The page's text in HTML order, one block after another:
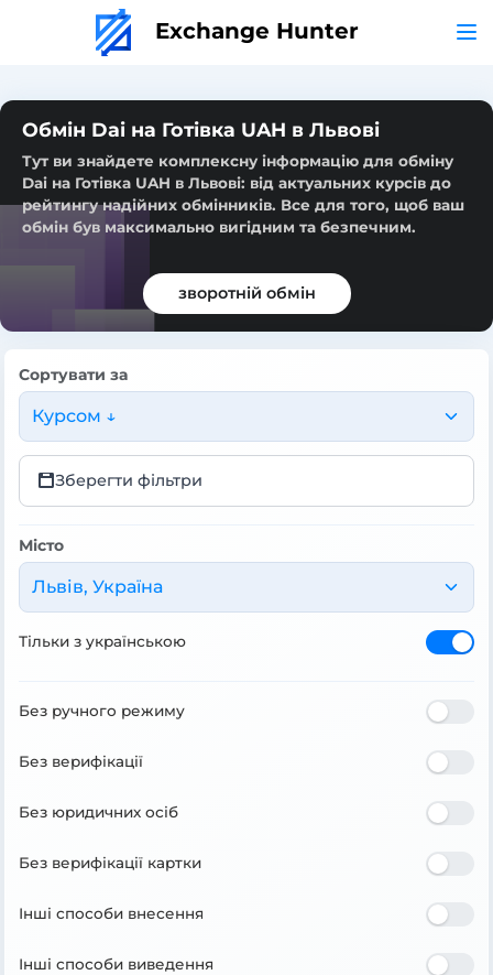
Exchange Hunter
Обмін Dai на Готівка UAH в Львові
Тут ви знайдете комплексну інформацію для обміну
Dai на Готівка UAH в Львові: від актуальних курсів до
рейтингу надійних обмінників. Все для того, щоб ваш
обмін був максимально вигідним та безпечним.
зворотній обмін
Сортувати за
Курсом ↓
Зберегти фільтри
Місто
Львів, Україна
Тільки з українською
Без ручного режиму
Без верифікації
Без юридичних осіб
Без верифікації картки
Інші способи внесення
Інші способи виведення